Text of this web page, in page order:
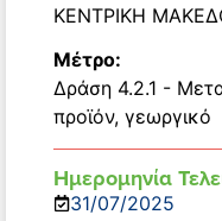
ΚΕΝΤΡΙΚΗ
Μέτρο:
Δράση 4.2.1 -
προϊόν, γεωργικό
Ημερομηνία
31/07/2025